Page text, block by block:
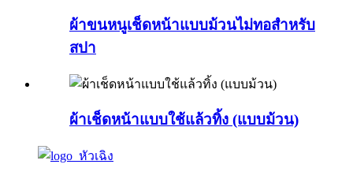
ผ้าขนหนูเช็ดหน้าแบบม้วนไม่ทอสำหรับ
สปา
ผ้าเช็ดหน้าแบบใช้แล้วทิ้ง (แบบม้วน)